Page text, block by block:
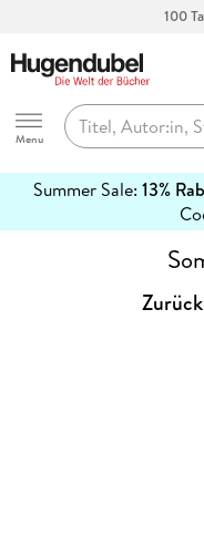
100
Hugendubel
Menu
Summer Sale: 13%
erfahren